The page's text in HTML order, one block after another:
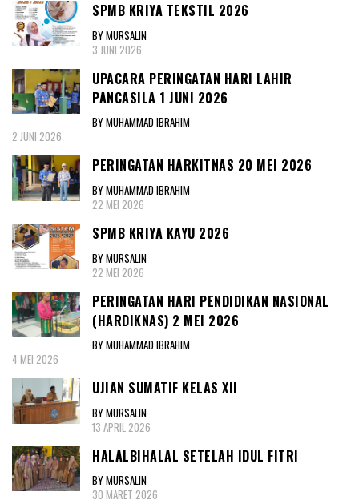
SPMB KRIYA TEKSTIL 2026
BY MURSALIN
3 JUNI 2026
UPACARA PERINGATAN HARI LAHIR
PANCASILA 1 JUNI 2026
BY MUHAMMAD IBRAHIM
2 JUNI 2026
PERINGATAN HARKITNAS 20 MEI 2026
BY MUHAMMAD IBRAHIM
22 MEI 2026
SPMB KRIYA KAYU 2026
BY MURSALIN
22 MEI 2026
PERINGATAN HARI PENDIDIKAN NASIONAL
(HARDIKNAS) 2 MEI 2026
BY MUHAMMAD IBRAHIM
4 MEI 2026
UJIAN SUMATIF KELAS XII
BY MURSALIN
13 APRIL 2026
HALALBIHALAL SETELAH IDUL FITRI
BY MURSALIN
30 MARET 2026